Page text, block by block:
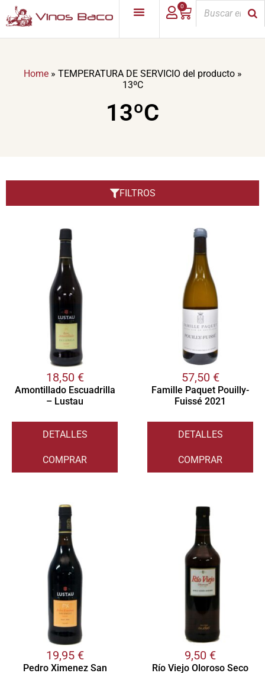
0
Home» TEMPERATURA DE SERVICIO del producto»
13ºC
13ºC
18,50 €
Amontillado Escuadrilla
– Lustau
DETALLES
COMPRAR
57,50 €
Famille Paquet Pouilly-
Fuissé 2021
DETALLES
COMPRAR
19,95 €
Pedro Ximenez San
9,50 €
Río Viejo Oloroso Seco
FILTROS